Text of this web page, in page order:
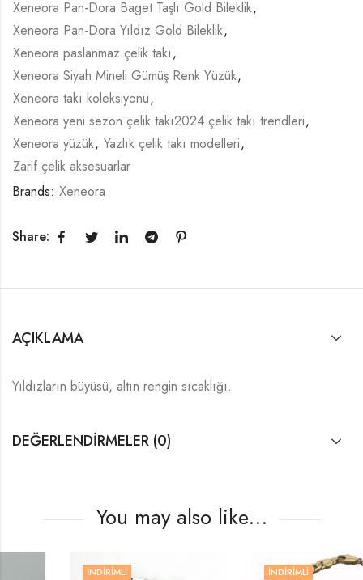
Xeneora Pan-Dora Baget Taşlı Gold Bileklik,
Xeneora Pan-Dora Yıldız Gold Bileklik,
Xeneora paslanmaz çelik takı,
Xeneora Siyah Mineli Gümüş Renk Yüzük,
Xeneora takı koleksiyonu,
Xeneora yeni sezon çelik takı2024 çelik takı trendleri,
Xeneora yüzük, Yazlık çelik takı modelleri,
Zarif çelik aksesuarlar
Brands: Xeneora
Share:
AÇIKLAMA
Yıldızların büyüsü, altın rengin sıcaklığı.
DEĞERLENDIRMELER (0)
You may also like…